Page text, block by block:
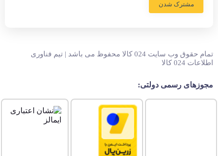
مشترک شدن
تمام حقوق وب سایت 024 کالا محفوظ می باشد | تیم فناوری
اطلاعات 024 کالا
مجوزهای رسمی دولتی: